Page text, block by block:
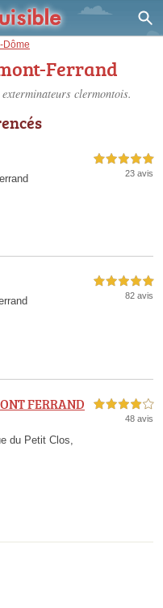
Dôme
Ferrand
exterminateurs clermontois.
5,0 étoiles sur 5
23 avis
5,0 étoiles sur 5
82 avis
FERRAND
du Petit Clos,
4,0 étoiles sur 5
48 avis